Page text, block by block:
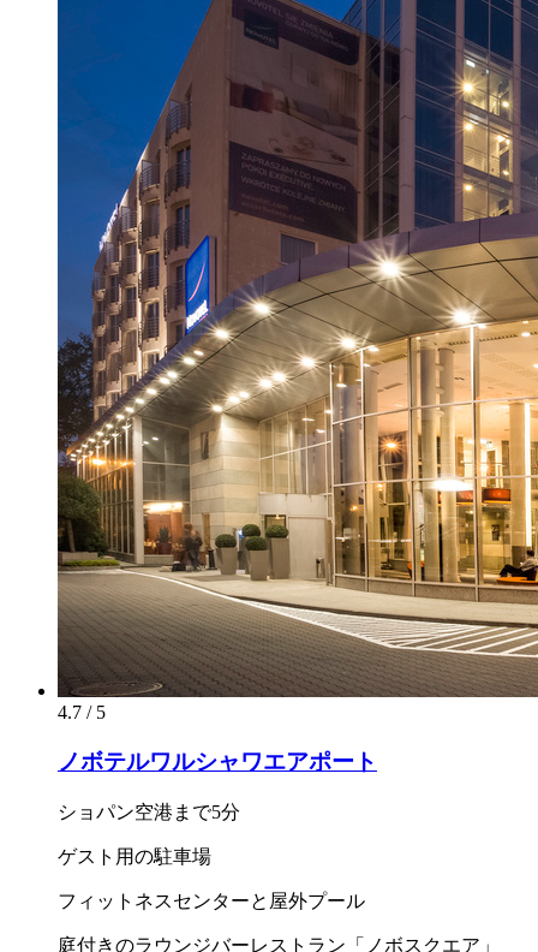
4.7 / 5
ノボテルワルシャワエアポート
ショパン空港まで5分
ゲスト用の駐車場
フィットネスセンターと屋外プール
庭付きのラウンジバーレストラン「ノボスクエア」